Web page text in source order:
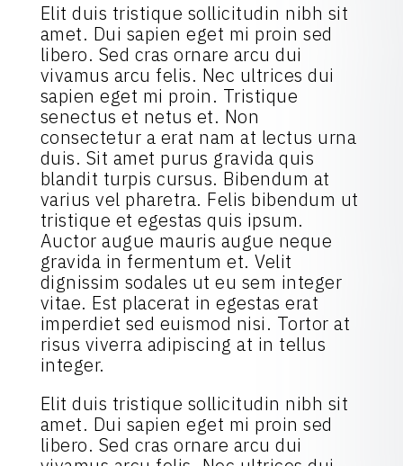
Elit duis tristique sollicitudin nibh sit
amet. Dui sapien eget mi proin sed
libero. Sed cras ornare arcu dui
vivamus arcu felis. Nec ultrices dui
sapien eget mi proin. Tristique
senectus et netus et. Non
consectetur a erat nam at lectus urna
duis. Sit amet purus gravida quis
blandit turpis cursus. Bibendum at
varius vel pharetra. Felis bibendum ut
tristique et egestas quis ipsum.
Auctor augue mauris augue neque
gravida in fermentum et. Velit
dignissim sodales ut eu sem integer
vitae. Est placerat in egestas erat
imperdiet sed euismod nisi. Tortor at
risus viverra adipiscing at in tellus
integer.
Elit duis tristique sollicitudin nibh sit
amet. Dui sapien eget mi proin sed
libero. Sed cras ornare arcu dui